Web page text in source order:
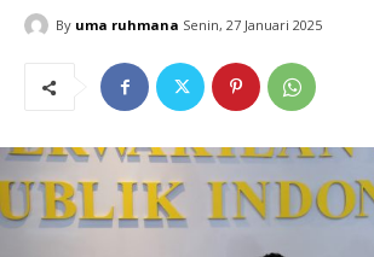
By uma ruhmana Senin, 27 Januari 2025